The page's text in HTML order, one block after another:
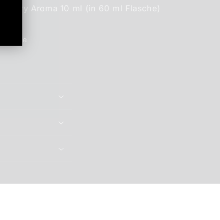
Berry Aroma 10 ml (in 60 ml Flasche)
Share